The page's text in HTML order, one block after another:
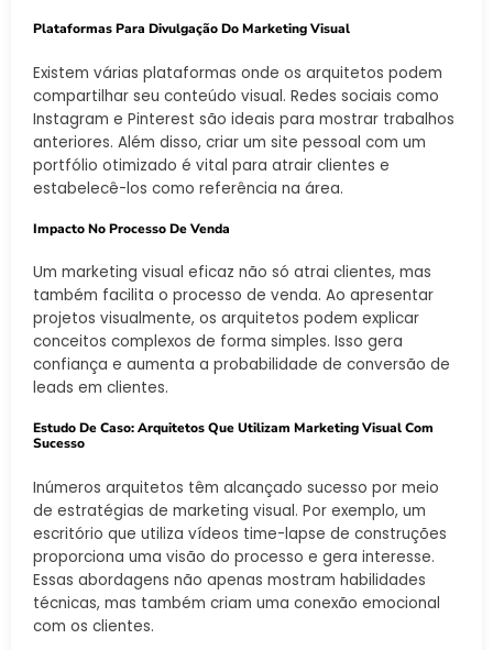
Plataformas Para Divulgação Do Marketing Visual
Existem várias plataformas onde os arquitetos podem
compartilhar seu conteúdo visual. Redes sociais como
Instagram e Pinterest são ideais para mostrar trabalhos
anteriores. Além disso, criar um site pessoal com um
portfólio otimizado é vital para atrair clientes e
estabelecê-los como referência na área.
Impacto No Processo De Venda
Um marketing visual eficaz não só atrai clientes, mas
também facilita o processo de venda. Ao apresentar
projetos visualmente, os arquitetos podem explicar
conceitos complexos de forma simples. Isso gera
confiança e aumenta a probabilidade de conversão de
leads em clientes.
Estudo De Caso: Arquitetos Que Utilizam Marketing Visual Com
Sucesso
Inúmeros arquitetos têm alcançado sucesso por meio
de estratégias de marketing visual. Por exemplo, um
escritório que utiliza vídeos time-lapse de construções
proporciona uma visão do processo e gera interesse.
Essas abordagens não apenas mostram habilidades
técnicas, mas também criam uma conexão emocional
com os clientes.